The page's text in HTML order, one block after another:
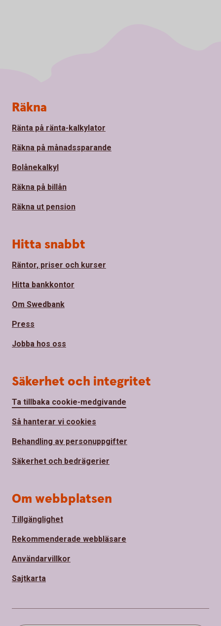
Sidfot
Räkna
Ränta på ränta-kalkylator
Räkna på månadssparande
Bolånekalkyl
Räkna på billån
Räkna ut pension
Hitta snabbt
Räntor, priser och kurser
Hitta bankkontor
Om Swedbank
Press
Jobba hos oss
Säkerhet och integritet
Ta tillbaka cookie-medgivande
Så hanterar vi cookies
Behandling av personuppgifter
Säkerhet och bedrägerier
Om webbplatsen
Tillgänglighet
Rekommenderade webbläsare
Användarvillkor
Sajtkarta